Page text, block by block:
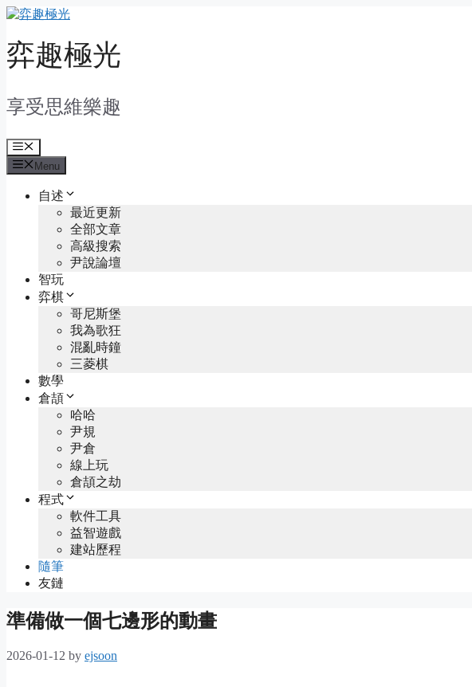
Skip
content
弈趣極光
享受思維樂趣
Menu
Menu
自述
最近更新
全部文章
高級搜索
尹說論壇
智玩
弈棋
哥尼斯堡
我為歌狂
混亂時鐘
三菱棋
數學
倉頡
哈哈
尹規
尹倉
線上玩
倉頡之劫
程式
軟件工具
益智遊戲
建站歷程
隨筆
友鏈
準備做一個七邊形的動畫
2026-01-12 by ejsoon